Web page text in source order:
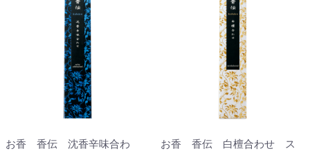
お香 香伝 沈香辛味合わ
お香 香伝 白檀合わせ ス